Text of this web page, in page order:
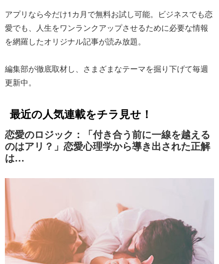
アプリなら今だけ1カ月で無料お試し可能。ビジネスでも恋
愛でも、人生をワンランクアップさせるために必要な情報
を網羅したオリジナル記事が読み放題。
編集部が徹底取材し、さまざまなテーマを掘り下げて毎週
更新中。
最近の人気連載をチラ見せ！
恋愛のロジック：「付き合う前に一線を越える
のはアリ？」恋愛心理学から導き出された正解
は…